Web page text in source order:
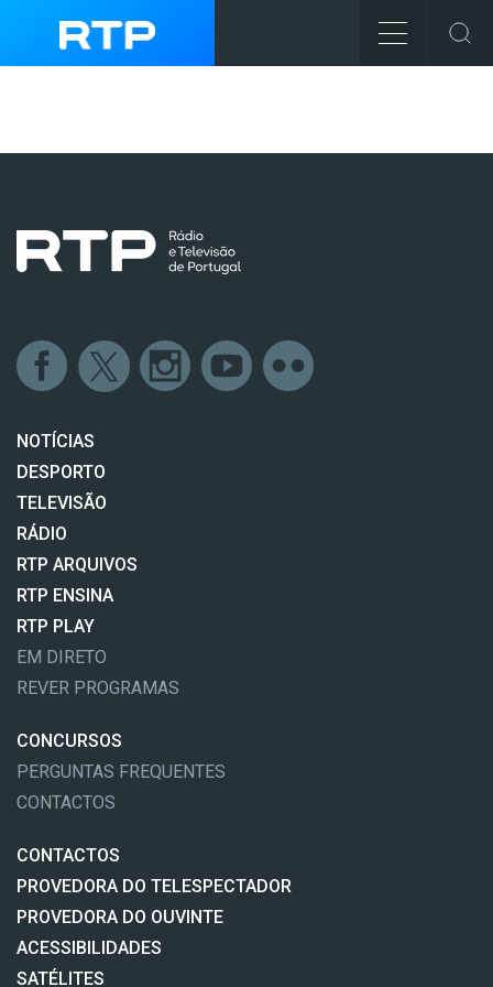
NOTÍCIAS
DESPORTO
TELEVISÃO
RÁDIO
RTP ARQUIVOS
RTP ENSINA
RTP PLAY
EM DIRETO
REVER PROGRAMAS
CONCURSOS
PERGUNTAS FREQUENTES
CONTACTOS
CONTACTOS
PROVEDORA DO TELESPECTADOR
PROVEDORA DO OUVINTE
ACESSIBILIDADES
SATÉLITES